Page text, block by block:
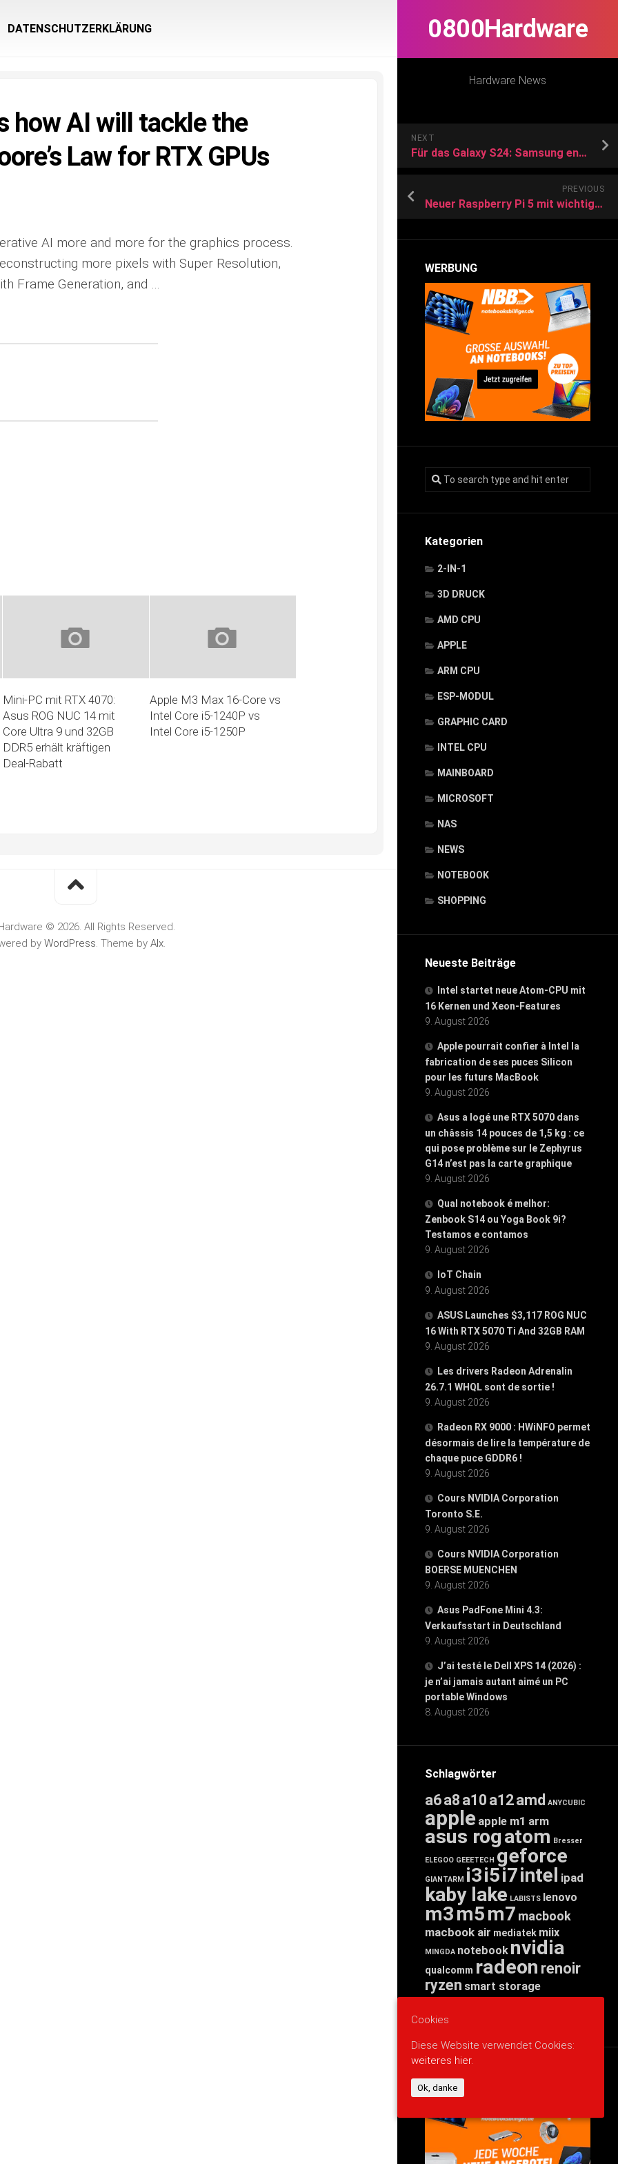
0800Hardware
Hardware News
NEXT
Für das Galaxy S24: Samsung enthüllt neuen Top-Prozessor
PREVIOUS
Neuer Raspberry Pi 5 mit wichtigen Verbesserungen
WERBUNG
Kategorien
2-IN-1
3D DRUCK
AMD CPU
APPLE
ARM CPU
ESP-MODUL
GRAPHIC CARD
INTEL CPU
MAINBOARD
MICROSOFT
NAS
NEWS
NOTEBOOK
SHOPPING
Neueste Beiträge
Intel startet neue Atom-CPU mit
16 Kernen und Xeon-Features
9. August 2026
Apple pourrait confier à Intel la
fabrication de ses puces Silicon
pour les futurs MacBook
9. August 2026
Asus a logé une RTX 5070 dans
un châssis 14 pouces de 1,5 kg : ce
qui pose problème sur le Zephyrus
G14 n’est pas la carte graphique
9. August 2026
Qual notebook é melhor:
Zenbook S14 ou Yoga Book 9i?
Testamos e contamos
9. August 2026
IoT Chain
9. August 2026
ASUS Launches $3,117 ROG NUC
16 With RTX 5070 Ti And 32GB RAM
9. August 2026
Les drivers Radeon Adrenalin
26.7.1 WHQL sont de sortie !
9. August 2026
Radeon RX 9000 : HWiNFO permet
désormais de lire la température de
chaque puce GDDR6 !
9. August 2026
Cours NVIDIA Corporation
Toronto S.E.
9. August 2026
Cours NVIDIA Corporation
BOERSE MUENCHEN
9. August 2026
Asus PadFone Mini 4.3:
Verkaufsstart in Deutschland
9. August 2026
J’ai testé le Dell XPS 14 (2026) :
je n’ai jamais autant aimé un PC
portable Windows
8. August 2026
Schlagwörter
a6a8 a10 a12amd ANYCUBIC
apple apple m1 arm
asus rogatom Bresser
ELEGOO GEEETECH geforce
GIANTARM i3i5i7intel ipad
kaby lake LABISTS lenovo
m3m5m7 macbook
macbook air mediatek miix
MINGDA notebook nvidia
qualcomm radeon renoir
ryzen smart storage
tabtablet
threadripper
WERBUNG
DATENSCHUTZERKLÄRUNG
how AI will tackle the
Law for RTX GPUs
AI more and more for the graphics process.
more pixels with Super Resolution,
Frame Generation, and …
Mini-PC mit RTX 4070:
Asus ROG NUC 14 mit
Core Ultra 9 und 32GB
DDR5 erhält kräftigen
Deal-Rabatt
Apple M3 Max 16-Core vs
Intel Core i5-1240P vs
Intel Core i5-1250P
© 2026. All Rights Reserved.
by WordPress. Theme by Alx.
Cookies
Diese Website verwendet Cookies:
weiteres hier.
Ok, danke